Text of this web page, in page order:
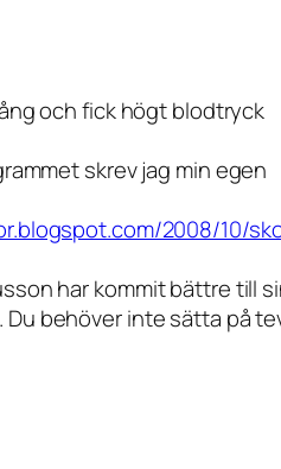
och fick högt blodtryck
skrev jag min egen
2008/10/
har kommit bättre till
Du behöver inte sätta på